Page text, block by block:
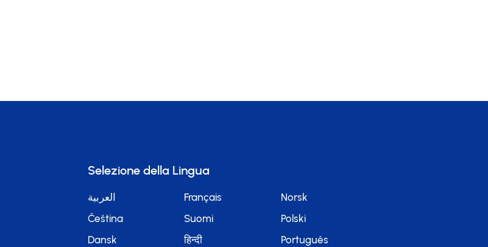
Selezione della Lingua
العربية
Čeština
Dansk
Français
Suomi
हिन्दी
Norsk
Polski
Português